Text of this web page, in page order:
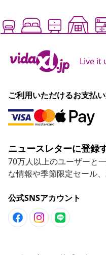
Live it
ご利用いただけるお支払
ニュースレターに登録
70万人以上のユーザーと
な情報や季節限定セール
公式SNSアカウント